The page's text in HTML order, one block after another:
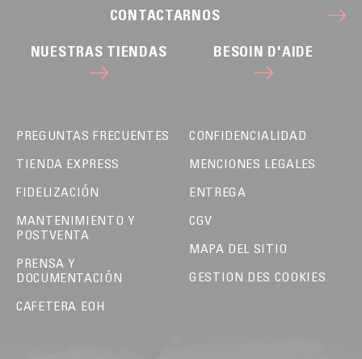
CONTACTARNOS
NUESTRAS TIENDAS BESOIN D'AIDE
PREGUNTAS FRECUENTES
TIENDA EXPRESS
FIDELIZACIÓN
MANTENIMIENTO Y
POSTVENTA
PRENSA Y
DOCUMENTACIÓN
CAFETERA EOH
CONFIDENCIALIDAD
MENCIONES LEGALES
ENTREGA
CGV
MAPA DEL SITIO
GESTION DES COOKIES